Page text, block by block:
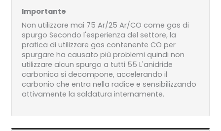
Importante
Non utilizzare mai 75 Ar/25 Ar/CO come gas di
spurgo Secondo l'esperienza del settore, la
pratica di utilizzare gas contenente CO per
spurgare ha causato più problemi quindi non
utilizzare alcun spurgo a tutti 55 L'anidride
carbonica si decompone, accelerando il
carbonio che entra nella radice e sensibilizzando
attivamente la saldatura internamente.